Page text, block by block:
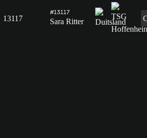
13117
#13117
Sara Ritter